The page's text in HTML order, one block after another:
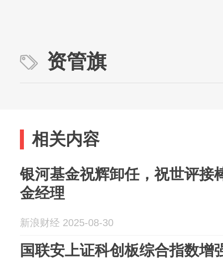
资管旗
相关内容
银河基金祝辉卸任，祝世评接
金经理
新浪财经 2025-08-30
国联安上证科创板综合指数增